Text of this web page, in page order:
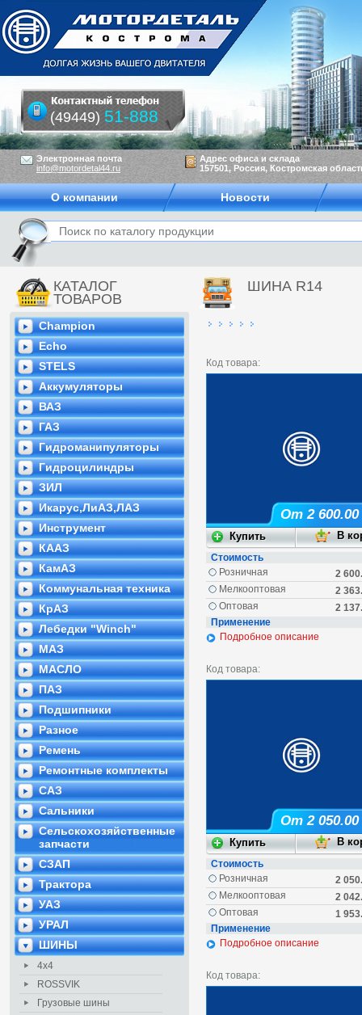
КАТАЛОГ
ТОВАРОВ
Champion
Echo
STELS
Аккумуляторы
ВАЗ
ГАЗ
Гидроманипуляторы
Гидроцилиндры
ЗИЛ
Икарус,ЛиАЗ,ЛАЗ
Инструмент
КААЗ
КамАЗ
Коммунальная техника
КрАЗ
Лебедки "Winch"
МАЗ
МАСЛО
ПАЗ
Подшипники
Разное
Ремень
Ремонтные комплекты
САЗ
Сальники
Сельскохозяйственные
запчасти
СЗАП
Трактора
УАЗ
УРАЛ
ШИНЫ
4х4
ROSSVIK
Грузовые шины
ШИНА R14
Код товара:
От 2 600.00
Стоимость
2
Розничная
2
Мелкооптовая
2
Оптовая
Применение
Подробное описание
Код товара:
От 2 050.00
Стоимость
2
Розничная
2
Мелкооптовая
1
Оптовая
Применение
Подробное описание
Код товара:
Электронная почта
info@motordetal44.ru
Адрес офиса и склада
157501, Россия, Костромская
(49449) 51-888
О компании Новости